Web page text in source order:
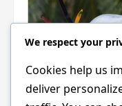
i
g
a
t
NASIONAL
We respect your
Cookies help us
deliver